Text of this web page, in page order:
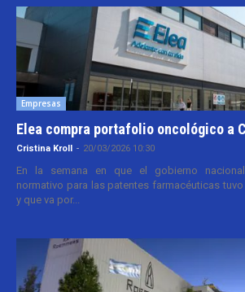
Empresas
Elea compra portafolio oncológico a
Cristina Kroll - 20/03/2026 10:30
En la semana en que el gobierno
normativo para las patentes farmacéuticas
y que va por...